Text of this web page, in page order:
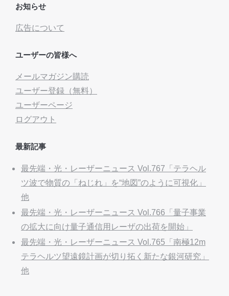
お知らせ
広告について
ユーザーの皆様へ
メールマガジン購読
ユーザー登録（無料）
ユーザーページ
ログアウト
最新記事
最先端・光・レーザーニュース Vol.767「テラヘル
ツ波で物質の「ねじれ」を“地図”のように可視化」
他
最先端・光・レーザーニュース Vol.766「量子事業
の拡大に向け量子通信用レーザの出荷を開始」
最先端・光・レーザーニュース Vol.765「南極12m
テラヘルツ望遠鏡計画が切り拓く新たな銀河研究」
他